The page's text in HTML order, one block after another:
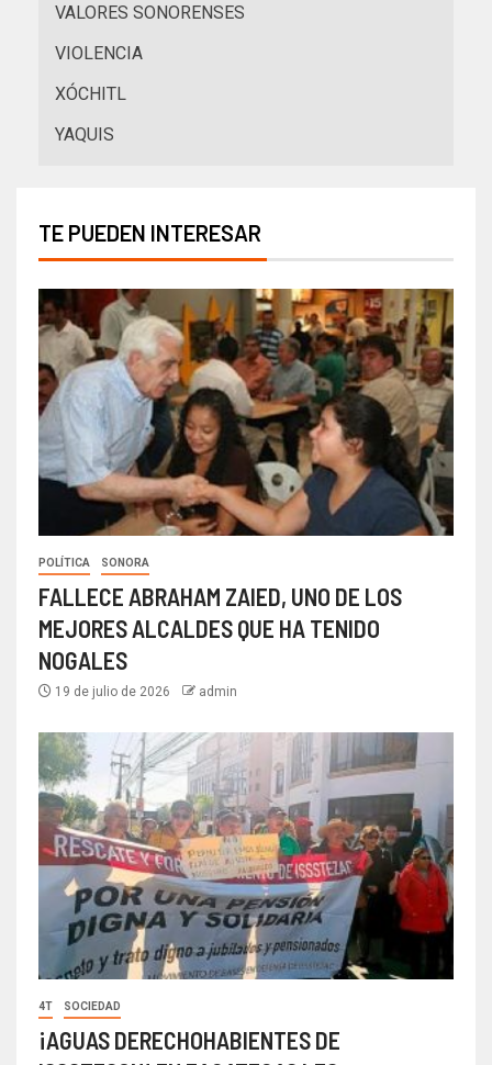
VALORES SONORENSES
VIOLENCIA
XÓCHITL
YAQUIS
TE PUEDEN INTERESAR
POLÍTICA SONORA
FALLECE ABRAHAM ZAIED, UNO DE LOS
MEJORES ALCALDES QUE HA TENIDO
NOGALES
19 de julio de 2026 admin
4T SOCIEDAD
¡AGUAS DERECHOHABIENTES DE